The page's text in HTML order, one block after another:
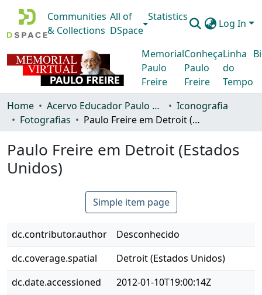
Communities
& Collections
All of
DSpace
Statistics
Log In
Memorial
Paulo
Freire
Conheça
Paulo
Freire
Linha
do
Tempo
Home Acervo Educador Paulo Freire
Iconografia
Fotografias
Paulo Freire em Detroit (Estados Unidos)
Paulo Freire em Detroit (Estados
Unidos)
Simple item page
dc.contributor.author
Desconhecido
dc.coverage.spatial
Detroit (Estados Unidos)
dc.date.accessioned
2012-01-10T19:00:14Z